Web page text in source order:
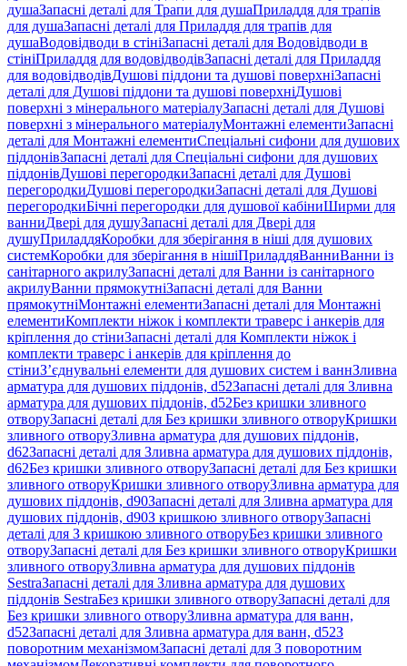
душаЗапасні деталі для Трапи для душаПриладдя для трапів
для душаЗапасні деталі для Приладдя для трапів для
душаВодовідводи в стініЗапасні деталі для Водовідводи в
стініПриладдя для водовідводівЗапасні деталі для Приладдя
для водовідводівДушові піддони та душові поверхніЗапасні
деталі для Душові піддони та душові поверхніДушові
поверхні з мінерального матеріалуЗапасні деталі для Душові
поверхні з мінерального матеріалуМонтажні елементиЗапасні
деталі для Монтажні елементиСпеціальні сифони для душових
піддонівЗапасні деталі для Спеціальні сифони для душових
піддонівДушові перегородкиЗапасні деталі для Душові
перегородкиДушові перегородкиЗапасні деталі для Душові
перегородкиБічні перегородки для душової кабіниШирми для
ванниДвері для душуЗапасні деталі для Двері для
душуПриладдяКоробки для зберігання в ніші для душових
системКоробки для зберігання в нішіПриладдяВанниВанни із
санітарного акрилуЗапасні деталі для Ванни із санітарного
акрилуВанни прямокутніЗапасні деталі для Ванни
прямокутніМонтажні елементиЗапасні деталі для Монтажні
елементиКомплекти ніжок і комплекти траверс і анкерів для
кріплення до стіниЗапасні деталі для Комплекти ніжок і
комплекти траверс і анкерів для кріплення до
стіниЗ’єднувальні елементи для душових систем і ваннЗливна
арматура для душових піддонів, d52Запасні деталі для Зливна
арматура для душових піддонів, d52Без кришки зливного
отворуЗапасні деталі для Без кришки зливного отворуКришки
зливного отворуЗливна арматура для душових піддонів,
d62Запасні деталі для Зливна арматура для душових піддонів,
d62Без кришки зливного отворуЗапасні деталі для Без кришки
зливного отворуКришки зливного отворуЗливна арматура для
душових піддонів, d90Запасні деталі для Зливна арматура для
душових піддонів, d90З кришкою зливного отворуЗапасні
деталі для З кришкою зливного отворуБез кришки зливного
отворуЗапасні деталі для Без кришки зливного отворуКришки
зливного отворуЗливна арматура для душових піддонів
SestraЗапасні деталі для Зливна арматура для душових
піддонів SestraБез кришки зливного отворуЗапасні деталі для
Без кришки зливного отворуЗливна арматура для ванн,
d52Запасні деталі для Зливна арматура для ванн, d52З
поворотним механізмомЗапасні деталі для З поворотним